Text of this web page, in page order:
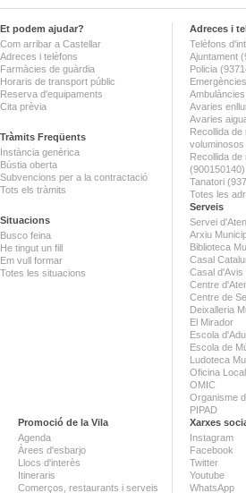
Et podem ajudar?
Com arribar a Castellar
Adreces i telèfons
Farmàcies de guàrdia
Horaris de transport públic
Reserva d'equipaments
Cita prèvia
Tràmits Freqüents
Instància genèrica
Bústia oberta
Subvencions per a la contractació
Tots els tràmits
Situacions
Busco feina
He tingut un fill
Em vull formar
Totes les situacions
Adreces i
Telèfons
Ajuntament
Policia
Avaries
Avaries
Recollida de
Recollida
(900150140)
Tanatori
Totes les
Serveis
Servei
Arxiu
Biblioteca
Casal
Casal d'Avis
Centre
Centre de
Deixalleria
El Mirador
Escola
Escola de
Ludoteca
Oficina
OMIC
Organisme
PIPAD
Promoció de la Vila
Agenda
Àrees d'esbarjo
Llocs d'interès
Itineraris
Comerços, restaurants i serveis
Xarxes
Instagram
Facebook
Twitter
Youtube
WhatsApp